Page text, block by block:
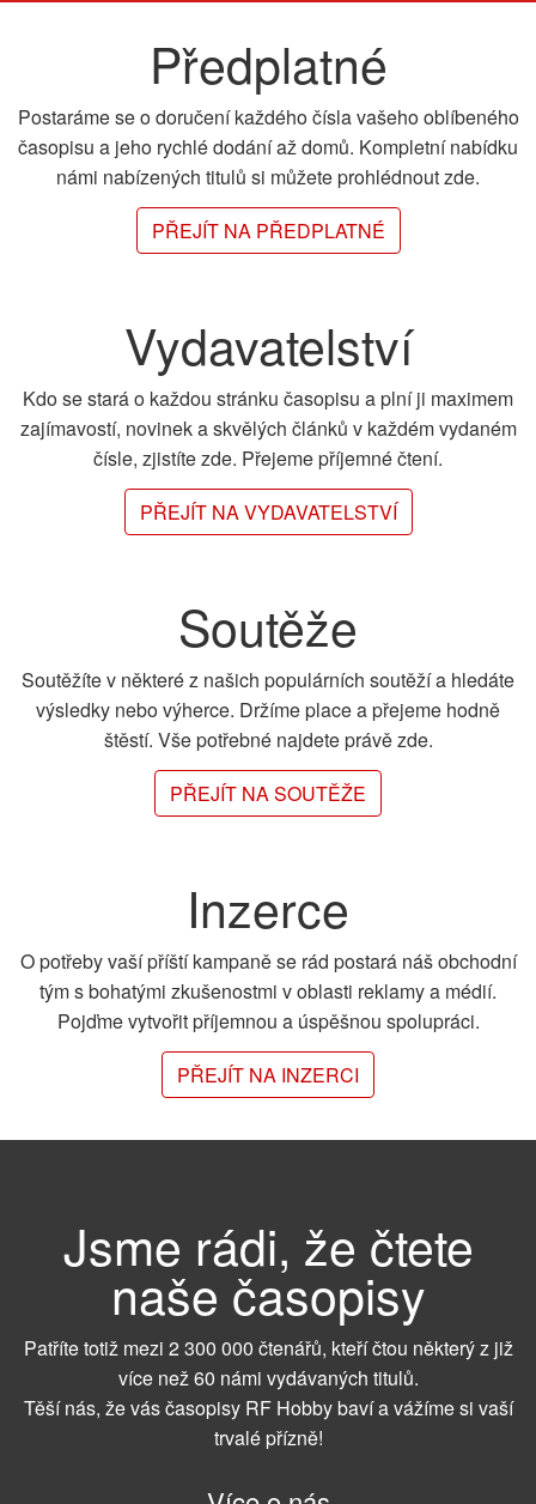
Předplatné
Postaráme se o doručení každého čísla vašeho oblíbeného
časopisu a jeho rychlé dodání až domů. Kompletní nabídku
námi nabízených titulů si můžete prohlédnout zde.
PŘEJÍT NA PŘEDPLATNÉ
Vydavatelství
Kdo se stará o každou stránku časopisu a plní ji maximem
zajímavostí, novinek a skvělých článků v každém vydaném
čísle, zjistíte zde. Přejeme příjemné čtení.
PŘEJÍT NA VYDAVATELSTVÍ
Soutěže
Soutěžíte v některé z našich populárních soutěží a hledáte
výsledky nebo výherce. Držíme place a přejeme hodně
štěstí. Vše potřebné najdete právě zde.
PŘEJÍT NA SOUTĚŽE
Inzerce
O potřeby vaší příští kampaně se rád postará náš obchodní
tým s bohatými zkušenostmi v oblasti reklamy a médií.
Pojďme vytvořit příjemnou a úspěšnou spolupráci.
PŘEJÍT NA INZERCI
Jsme rádi, že čtete
naše časopisy
Patříte totiž mezi 2 300 000 čtenářů, kteří čtou některý z již
více než 60 námi vydávaných titulů.
Těší nás, že vás časopisy RF Hobby baví a vážíme si vaší
trvalé přízně!